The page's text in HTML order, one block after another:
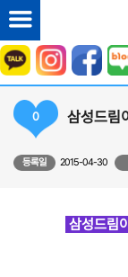
0 삼성드림
등록일 2015-04-30
삼성드림